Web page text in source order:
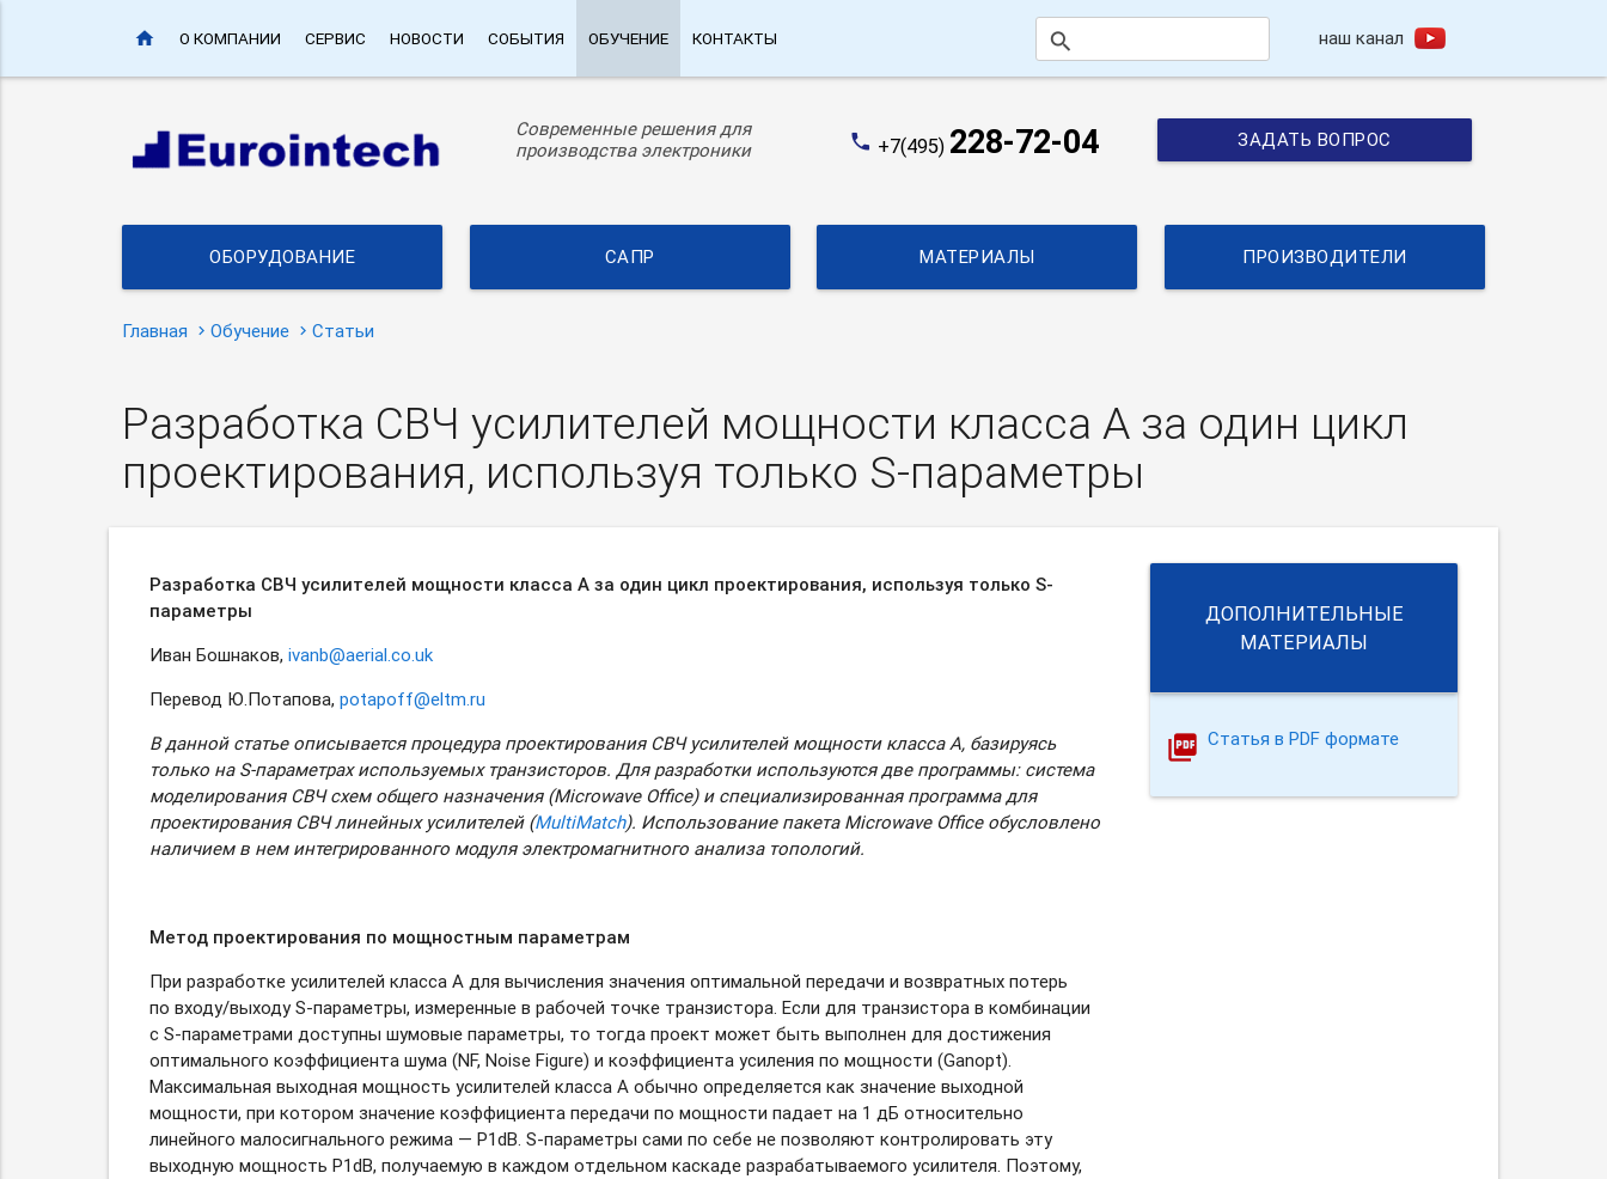
home О КОМПАНИИ СЕРВИС НОВОСТИ СОБЫТИЯ ОБУЧЕНИЕ КОНТАКТЫ search наш канал
Современные решения для
производства электроники
phone +7(495) 228-72-04 ЗАДАТЬ ВОПРОС
ОБОРУДОВАНИЕ САПР МАТЕРИАЛЫ ПРОИЗВОДИТЕЛИ
Главная Обучение Статьи
Разработка СВЧ усилителей мощности класса А за один цикл
проектирования, используя только S-параметры
Разработка СВЧ усилителей мощности класса А за один цикл проектирования, используя только S-
параметры
Иван Бошнаков, ivanb@aerial.co.uk
Перевод Ю.Потапова, potapoff@eltm.ru
В данной статье описывается процедура проектирования СВЧ усилителей мощности класса A, базируясь
только на S-параметрахиспользуемых транзисторов. Для разработки используются две программы: система
моделирования СВЧ схем общего назначения (Microwave Office) и специализированная программа для
проектирования СВЧ линейных усилителей (MultiMatch). Использование пакета Microwave Office обусловлено
наличием в нем интегрированного модуля электромагнитного анализа топологий.
Метод проектирования по мощностным параметрам
При разработке усилителей класса A для вычисления значения оптимальной передачи и возвратных потерь
по входу/выходуS-параметры, измеренные в рабочей точке транзистора. Если для транзистора в комбинации
с S-параметрами доступны шумовые параметры, то тогда проект может быть выполнен для достижения
оптимального коэффициента шума (NF, Noise Figure) и коэффициента усиления по мощности (Ganopt).
Максимальная выходная мощность усилителей класса А обычно определяется как значение выходной
мощности, при котором значение коэффициента передачи по мощности падает на 1 дБ относительно
линейного малосигнального режима — P1dB. S-параметры сами по себе не позволяют контролировать эту
выходную мощность P1dB, получаемую в каждом отдельном каскаде разрабатываемого усилителя. Поэтому,
ДОПОЛНИТЕЛЬНЫЕ
МАТЕРИАЛЫ
Статья в PDF формате